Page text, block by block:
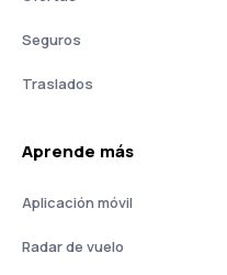
Seguros
Traslados
Aprende más
Aplicación móvil
Radar de vuelo